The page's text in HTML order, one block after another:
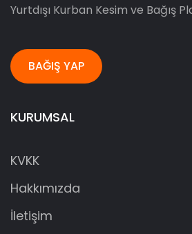
Yurtdışı Kurban Kesim ve Bağış
BAĞIŞ YAP
KURUMSAL
KVKK
Hakkımızda
İletişim